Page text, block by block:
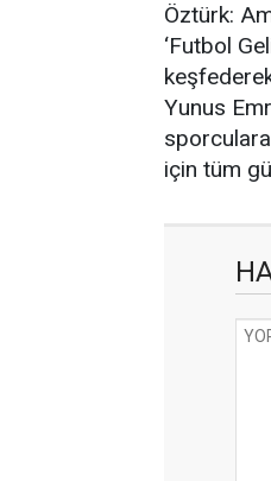
Öztürk:
‘Futbol
Yunus
için tüm